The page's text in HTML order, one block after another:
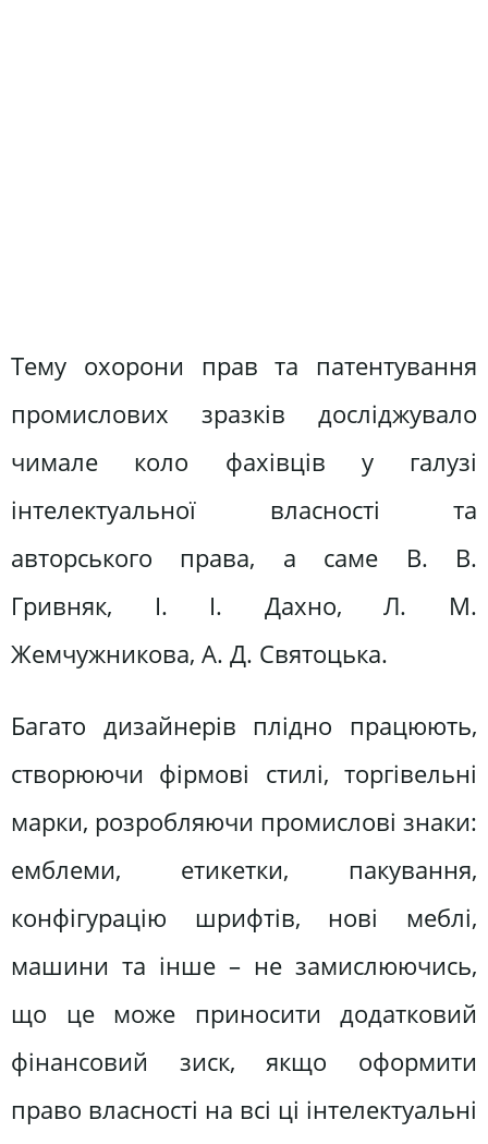
Тему охорони прав та патентування
промислових зразків досліджувало
чимале коло фахівців у галузі
інтелектуальної власності та
авторського права, а саме В. В.
Гривняк, І. І. Дахно, Л. М.
Жемчужникова, А. Д. Святоцька.
Багато дизайнерів плідно працюють,
створюючи фірмові стилі, торгівельні
марки, розробляючи промислові знаки:
емблеми, етикетки, пакування,
конфігурацію шрифтів, нові меблі,
машини та інше – не замислюючись,
що це може приносити додатковий
фінансовий зиск, якщо оформити
право власності на всі ці інтелектуальні